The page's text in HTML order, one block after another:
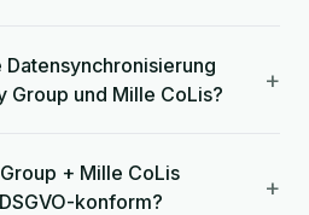
Group und Mille CoLis?
+
+ Mille CoLis
konform?
+